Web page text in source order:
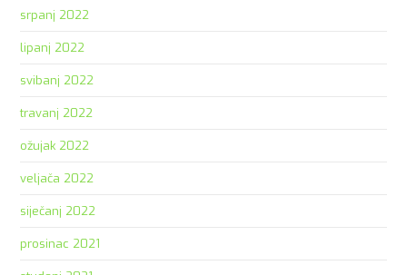
srpanj 2022
lipanj 2022
svibanj 2022
travanj 2022
ožujak 2022
veljača 2022
siječanj 2022
prosinac 2021